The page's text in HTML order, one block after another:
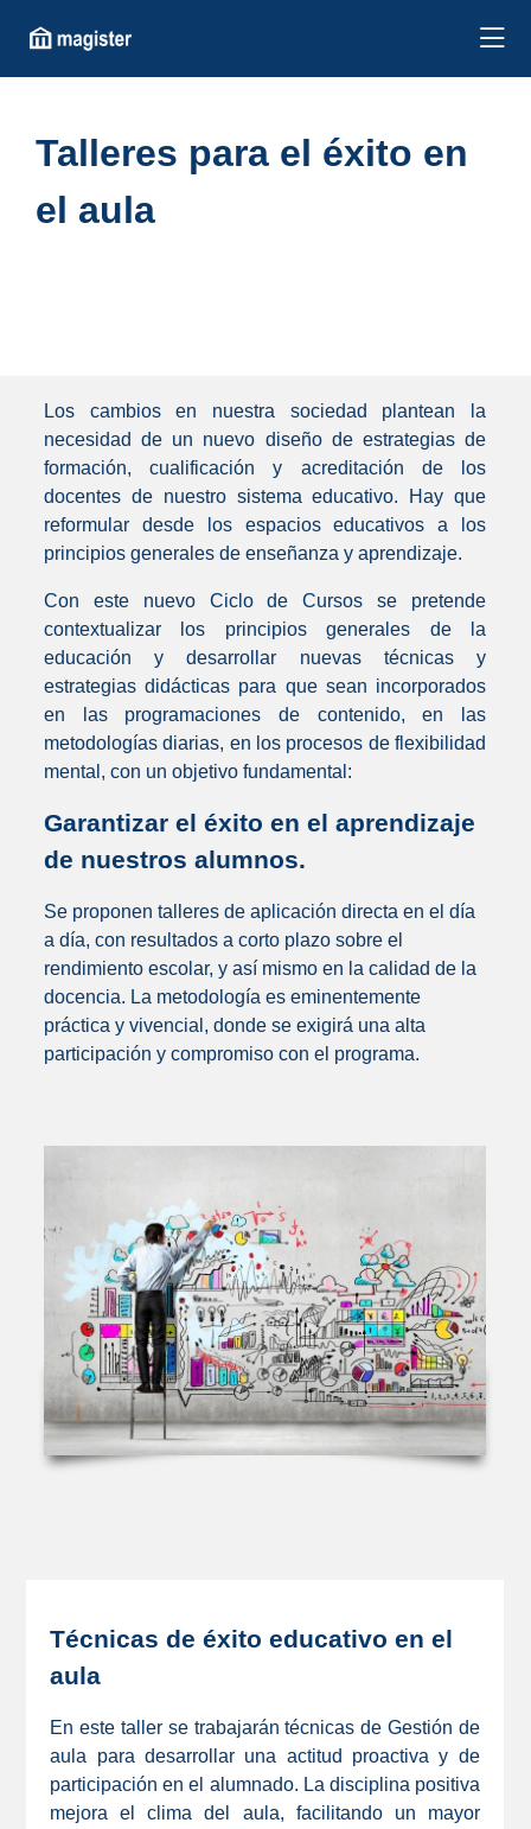
Talleres para el éxito en
el aula
Los cambios en nuestra sociedad plantean la
necesidad de un nuevo diseño de estrategias de
formación, cualificación y acreditación de los
docentes de nuestro sistema educativo. Hay que
reformular desde los espacios educativos a los
principios generales de enseñanza y aprendizaje.
Con este nuevo Ciclo de Cursos se pretende
contextualizar los principios generales de la
educación y desarrollar nuevas técnicas y
estrategias didácticas para que sean incorporados
en las programaciones de contenido, en las
metodologías diarias, en los procesos de flexibilidad
mental, con un objetivo fundamental:
Garantizar el éxito en el aprendizaje
de nuestros alumnos.
Se proponen talleres de aplicación directa en el día
a día, con resultados a corto plazo sobre el
rendimiento escolar, y así mismo en la calidad de la
docencia. La metodología es eminentemente
práctica y vivencial, donde se exigirá una alta
participación y compromiso con el programa.
Técnicas de éxito educativo en el
aula
En este taller se trabajarán técnicas de Gestión de
aula para desarrollar una actitud proactiva y de
participación en el alumnado. La disciplina positiva
mejora el clima del aula, facilitando un mayor